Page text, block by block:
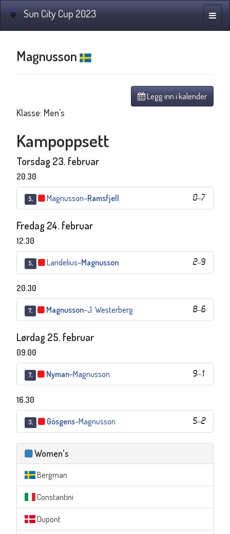
Sun City Cup 2023
Magnusson
Legg inn i kalender
Klasse: Men's
Kampoppsett
Torsdag 23. februar
20.30
5, 0–7
Magnusson–Ramsfjell
Fredag 24. februar
12.30
5, 2–9
Landelius–Magnusson
20.30
7, 8–6
Magnusson–J. Westerberg
Lørdag 25. februar
09.00
7, 9–1
Nyman–Magnusson
16.30
3, 5–2
Gösgens–Magnusson
Women's
Bergman
Constantini
Dupont